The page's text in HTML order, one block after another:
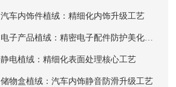
汽车内饰件植绒：精细化内饰升级工艺
电子产品植绒：精密电子配件防护美化工艺
静电植绒：精细化表面处理核心工艺
储物盒植绒：汽车内饰静音防滑升级工艺